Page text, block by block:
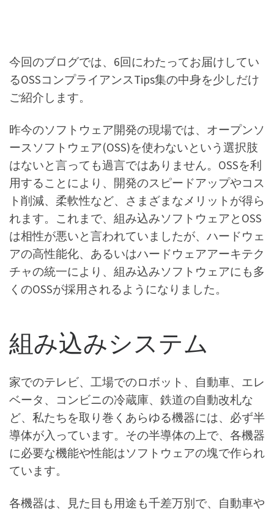
今回のブログでは、6回にわたってお届けしてい
るOSSコンプライアンスTips集の中身を少しだけ
ご紹介します。
昨今のソフトウェア開発の現場では、オープンソ
ースソフトウェア(OSS)を使わないという選択肢
はないと言っても過言ではありません。OSSを利
用することにより、開発のスピードアップやコス
ト削減、柔軟性など、さまざまなメリットが得ら
れます。これまで、組み込みソフトウェアとOSS
は相性が悪いと言われていましたが、ハードウェ
アの高性能化、あるいはハードウェアアーキテク
チャの統一により、組み込みソフトウェアにも多
くのOSSが採用されるようになりました。
組み込みシステム
家でのテレビ、工場でのロボット、自動車、エレ
ベータ、コンビニの冷蔵庫、鉄道の自動改札な
ど、私たちを取り巻くあらゆる機器には、必ず半
導体が入っています。その半導体の上で、各機器
に必要な機能や性能はソフトウェアの塊で作られ
ています。
各機器は、見た目も用途も千差万別で、自動車や